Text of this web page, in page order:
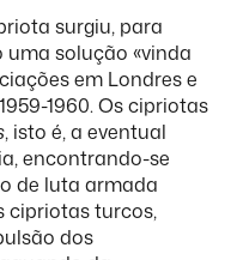
surgiu, para
solução «vinda
em Londres e
1960. Os cipriotas
, isto é, a eventual
encontrando-se
de luta armada
cipriotas turcos,
dos